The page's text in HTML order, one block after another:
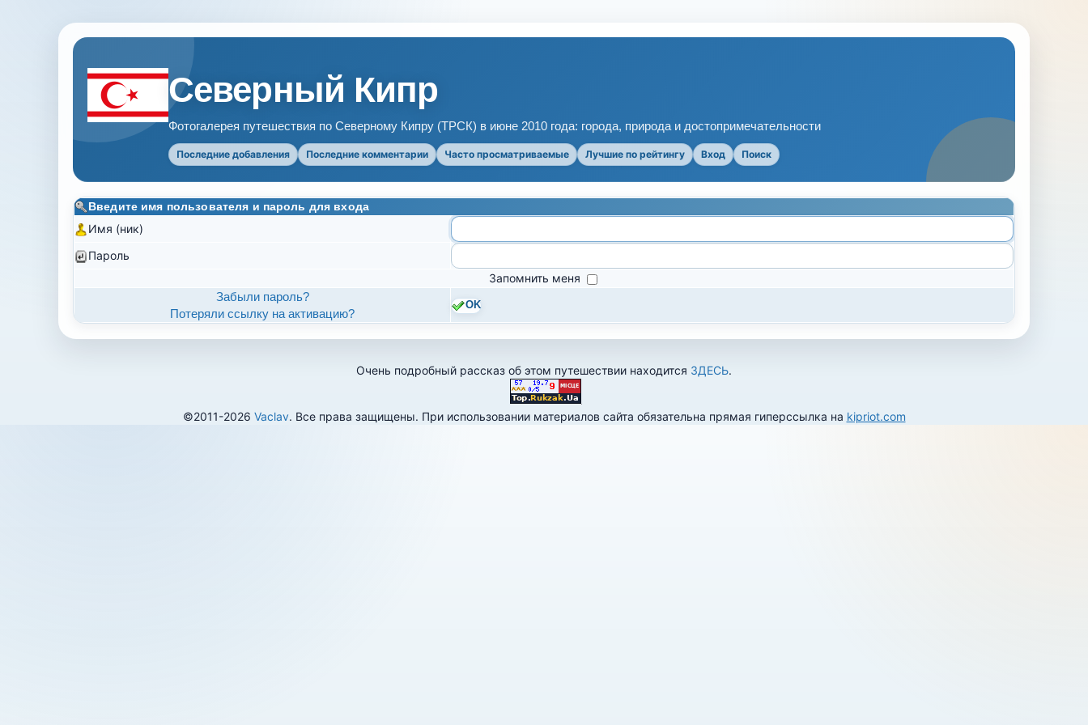
Северный Кипр
Фотогалерея путешествия по Северному Кипру (ТРСК) в июне 2010 года: города, природа и достопримечательности
Последние добавления Последние комментарии Часто просматриваемые Лучшие по рейтингу Вход Поиск
Введите имя пользователя и пароль для входа
Имя (ник)
Пароль
Запомнить меня
Забыли пароль?
Потеряли ссылку на активацию?
OK
Очень подробный рассказ об этом путешествии находится ЗДЕСЬ.
©2011-2026 Vaclav. Все права защищены. При использовании материалов сайта обязательна прямая гиперссылка на kipriot.com